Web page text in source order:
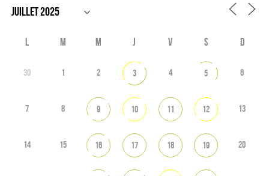
L M M J V S D
30 1 2 3 4 5 6
7 8 9 10 11 12 13
14 15 16 17 18 19 20